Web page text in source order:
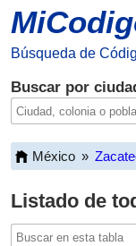
Búsqueda de
Buscar por
México »
Listado de